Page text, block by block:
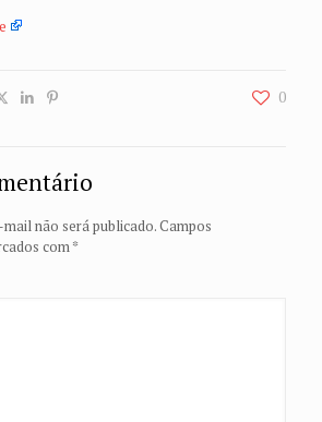
0
não será publicado.Campos
com*